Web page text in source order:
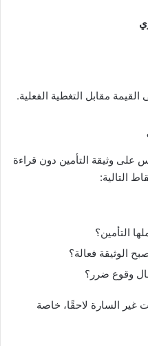
مقابل التغطية الفعلية.
على وثيقة التأمين دون قراءة
التالية:
التأمين؟
الوثيقة فعالة؟
وقوع ضرر؟
غير السارة لاحقًا، خاصة